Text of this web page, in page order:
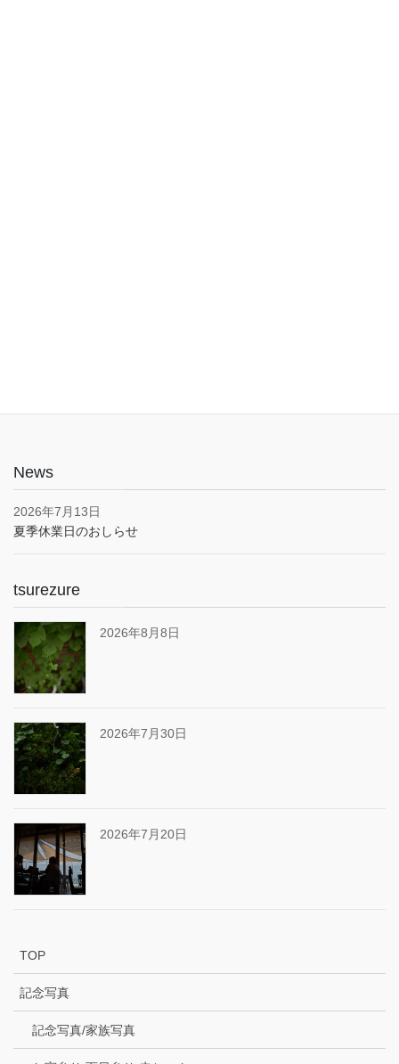
News
2026年7月13日
夏季休業日のおしらせ
tsurezure
2026年8月8日
2026年7月30日
2026年7月20日
TOP
記念写真
記念写真/家族写真